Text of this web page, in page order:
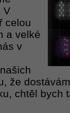
V
celou
a velké
v
že
chtěl bych